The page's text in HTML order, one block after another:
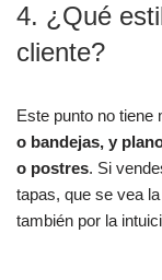
4. ¿Qué
cliente?
Este punto no tiene
o bandejas, y
o postres. Si
tapas, que se vea
también por la